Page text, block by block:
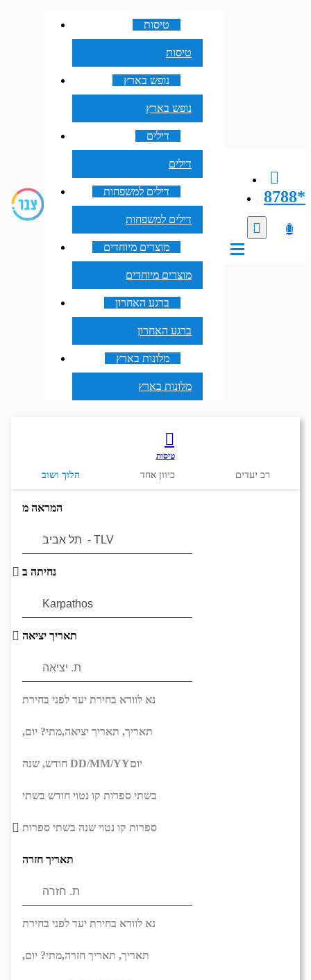
8788*
טיסות
טיסות
נופש בארץ
נופש בארץ
דילים
דילים
דילים למשפחות
דילים למשפחות
מוצרים מיוחדים
מוצרים מיוחדים
ברגע האחרון
ברגע האחרון
מלונות בארץ
מלונות בארץ
טיסות
הלוך ושוב כיוון אחד רב יעדים
המראה מ
נחיתה ב
תאריך יציאה
נא לוודא בחירת יעד לפני בחירת
תאריך, תאריך יציאה,מתי? יום,
DD/MM/YYיום
בשתי ספרות קו נטוי חודש בשתי
ספרות קו נטוי שנה בשתי ספרות
תאריך חזרה
נא לוודא בחירת יעד לפני בחירת
תאריך, תאריך חזרה,מתי? יום,